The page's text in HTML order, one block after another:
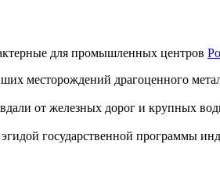
для промышленных центров
месторождений драгоценного
от железных дорог и крупных
государственной программы